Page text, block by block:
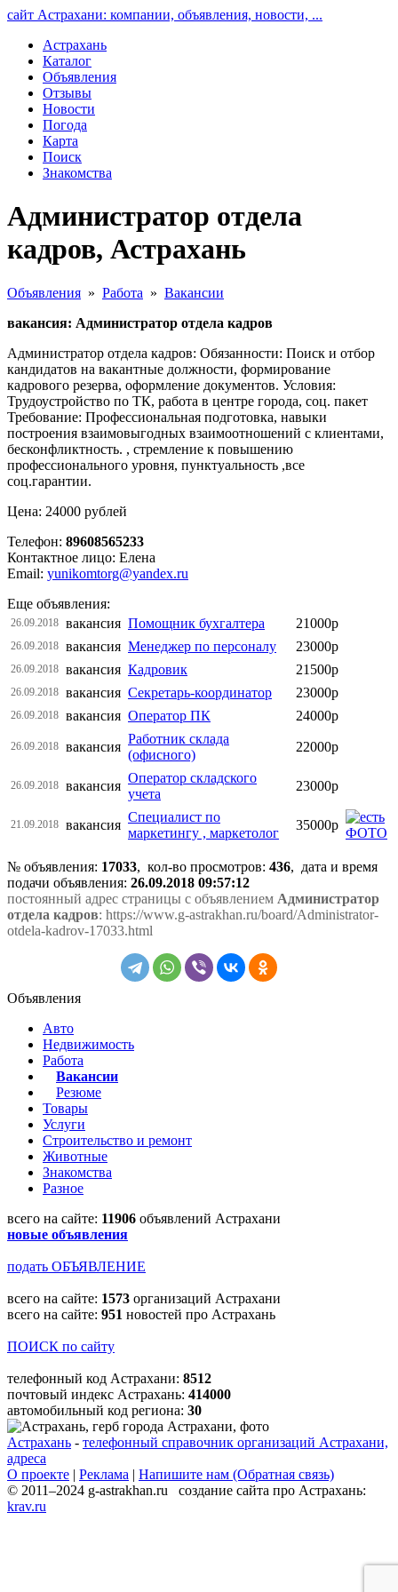
сайт Астрахани: компании, объявления, новости, ...
Астрахань
Каталог
Объявления
Отзывы
Новости
Погода
Карта
Поиск
Знакомства
Администратор отдела
кадров, Астрахань
Объявления » Работа » Вакансии
вакансия: Администратор отдела кадров
Администратор отдела кадров: Обязанности: Поиск и отбор
кандидатов на вакантные должности, формирование
кадрового резерва, оформление документов. Условия:
Трудоустройство по ТК, работа в центре города, соц. пакет
Требование: Профессиональная подготовка, навыки
построения взаимовыгодных взаимоотношений с клиентами,
бесконфликтность. , стремление к повышению
профессионального уровня, пунктуальность ,все
соц.гарантии.
Цена: 24000 рублей
Телефон: 89608565233
Контактное лицо: Елена
Email: yunikomtorg@yandex.ru
Еще объявления:
26.09.2018 вакансия Помощник бухгалтера 21000р
26.09.2018 вакансия Менеджер по персоналу 23000р
26.09.2018 вакансия Кадровик 21500р
26.09.2018 вакансия Секретарь-координатор 23000р
26.09.2018 вакансия Оператор ПК 24000р
26.09.2018 вакансия
Работник склада
(офисного)
22000р
26.09.2018 вакансия
Оператор складского
учета
23000р
21.09.2018 вакансия
Специалист по
маркетингу , маркетолог
35000р
№ объявления: 17033, кол-во просмотров: 436, дата и время
подачи объявления: 26.09.2018 09:57:12
постоянный адрес страницы с объявлением Администратор
отдела кадров: https://www.g-astrakhan.ru/board/Administrator-
otdela-kadrov-17033.html
Объявления
Авто
Недвижимость
Работа
Вакансии
Резюме
Товары
Услуги
Строительство и ремонт
Животные
Знакомства
Разное
всего на сайте: 11906 объявлений Астрахани
новые объявления
подать ОБЪЯВЛЕНИЕ
всего на сайте: 1573 организаций Астрахани
всего на сайте: 951 новостей про Астрахань
ПОИСК по сайту
телефонный код Астрахани: 8512
почтовый индекс Астрахань: 414000
автомобильный код региона: 30
Астрахань - телефонный справочник организаций Астрахани,
адреса
О проекте | Реклама | Напишите нам (Обратная связь)
© 2011–2024 g-astrakhan.ru создание сайта про Астрахань:
krav.ru